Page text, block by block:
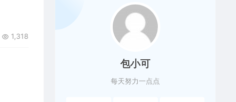
1,318
包小可
每天努力一点点